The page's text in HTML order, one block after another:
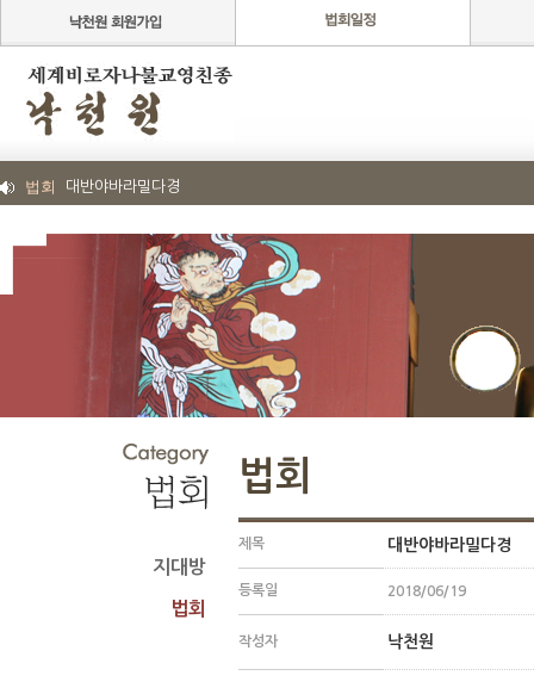
법회 대반야바라밀다경
지대방
법회
법회
제목 대반야바라밀다경
등록일 2018/06/19
작성자 낙천원